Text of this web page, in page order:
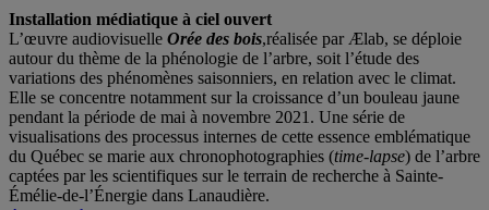
Installation médiatique à ciel ouvert
L’œuvre audiovisuelle Orée des bois,réalisée par Ælab, se déploie
autour du thème de la phénologie de l’arbre, soit l’étude des
variations des phénomènes saisonniers, en relation avec le climat.
Elle se concentre notamment sur la croissance d’un bouleau jaune
pendant la période de mai à novembre 2021. Une série de
visualisations des processus internes de cette essence emblématique
du Québec se marie aux chronophotographies (time-lapse) de l’arbre
captées par les scientifiques sur le terrain de recherche à Sainte-
Émélie-de-l’Énergie dans Lanaudière.